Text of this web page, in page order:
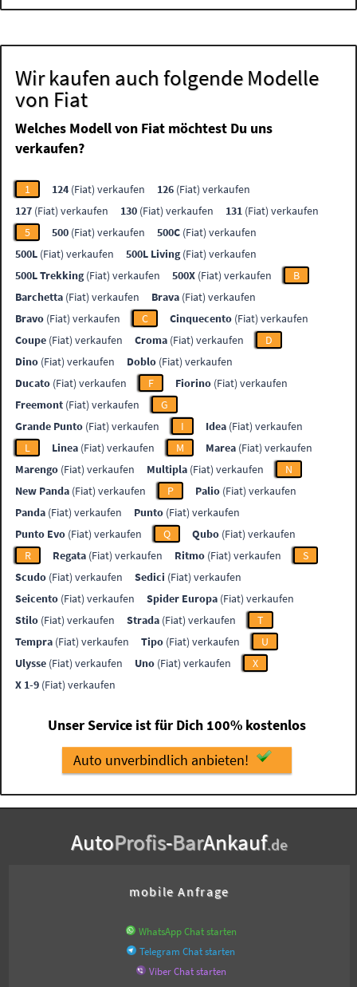
Wir kaufen auch folgende Modelle
von Fiat
Welches Modell von Fiat möchtest Du uns
verkaufen?
1 124 (Fiat) verkaufen 126 (Fiat) verkaufen
127 (Fiat) verkaufen 130 (Fiat) verkaufen 131 (Fiat) verkaufen
5
500 (Fiat) verkaufen 500C (Fiat) verkaufen
500L (Fiat) verkaufen 500L Living(Fiat) verkaufen
500L Trekking(Fiat) verkaufen 500X (Fiat) verkaufen
B
Barchetta (Fiat) verkaufen Brava (Fiat) verkaufen
Bravo (Fiat) verkaufen C Cinquecento (Fiat) verkaufen
Coupe (Fiat) verkaufen Croma (Fiat) verkaufen
D
Dino (Fiat) verkaufen Doblo (Fiat) verkaufen
Ducato (Fiat) verkaufen F Fiorino (Fiat) verkaufen
Freemont (Fiat) verkaufen
G
Grande Punto (Fiat) verkaufen I Idea (Fiat) verkaufen
L
Linea (Fiat) verkaufen M Marea (Fiat) verkaufen
Marengo (Fiat) verkaufen Multipla (Fiat) verkaufen
N
New Panda (Fiat) verkaufen P Palio (Fiat) verkaufen
Panda (Fiat) verkaufen Punto (Fiat) verkaufen
Punto Evo (Fiat) verkaufen Q Qubo (Fiat) verkaufen
R
Regata (Fiat) verkaufen Ritmo (Fiat) verkaufen
S
Scudo (Fiat) verkaufen Sedici (Fiat) verkaufen
Seicento (Fiat) verkaufen Spider Europa (Fiat) verkaufen
Stilo (Fiat) verkaufen Strada (Fiat) verkaufen
T
Tempra (Fiat) verkaufen Tipo (Fiat) verkaufen
U
Ulysse (Fiat) verkaufen Uno (Fiat) verkaufen
X
X 1-9 (Fiat) verkaufen
Unser Service ist für Dich 100% kostenlos
Auto unverbindlich anbieten!
AutoProfis-BarAnkauf.de
mobile Anfrage
WhatsApp Chat starten
Telegram Chat starten
Viber Chat starten